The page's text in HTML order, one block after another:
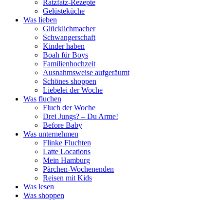
Ratzfatz-Rezepte
Gelüsteküche
Was lieben
Glücklichmacher
Schwangerschaft
Kinder haben
Boah für Boys
Familienhochzeit
Ausnahmsweise aufgeräumt
Schönes shoppen
Liebelei der Woche
Was fluchen
Fluch der Woche
Drei Jungs? – Du Arme!
Before Baby
Was unternehmen
Flinke Fluchten
Latte Locations
Mein Hamburg
Pärchen-Wochenenden
Reisen mit Kids
Was lesen
Was shoppen